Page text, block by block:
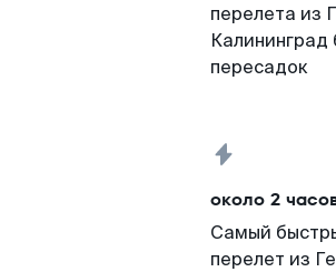
перелета из
Калининград
пересадок
около 2
Самый
перелет из